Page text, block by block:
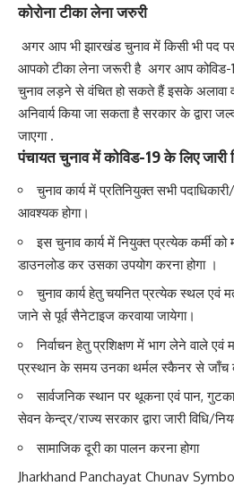
कोरोना टीका लेना जरुरी
अगर आप भी झारखंड चुनाव में किसी भी पद
आपको टीका लेना जरूरी है अगर आप कोविड-
चुनाव लड़ने से वंचित हो सकते हैं इसके अलावा
अनिवार्य किया जा सकता है सरकार के द्वारा
जाएगा .
पंचायत चुनाव में कोविड-19 के लिए जारी
चुनाव कार्य में प्रतिनियुक्त सभी
आवश्यक होगा।
इस चुनाव कार्य में नियुक्त प्रत्येक कर्मी
डाउनलोड कर उसका उपयोग करना होगा ।
चुनाव कार्य हेतु चयनित प्रत्येक स्थल एवं
जाने से पूर्व सैनेटाइज करवाया जायेगा।
निर्वाचन हेतु प्रशिक्षण में भाग लेने वाले एवं
प्रस्थान के समय उनका थर्मल स्कैनर से जाँच
सार्वजनिक स्थान पर थूकना एवं पान,
सेवन केन्द्र/राज्य सरकार द्वारा जारी विधि/
सामाजिक दूरी का पालन करना होगा
Jharkhand Panchayat Chunav